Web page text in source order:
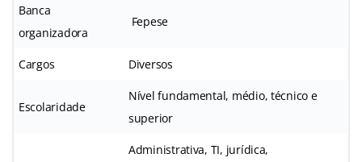
Banca
organizadora
Fepese
Cargos Diversos
Escolaridade
Nível fundamental, médio, técnico e
superior
Administrativa, TI, jurídica,